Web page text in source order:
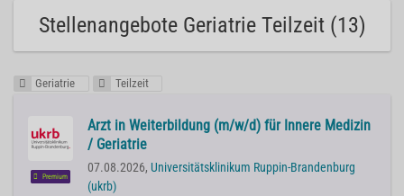
Stellenangebote Geriatrie Teilzeit (13)
Geriatrie Teilzeit
Premium
Arzt in Weiterbildung (m/w/d) für Innere Medizin
/ Geriatrie
07.08.2026, Universitätsklinikum Ruppin-Brandenburg
(ukrb)